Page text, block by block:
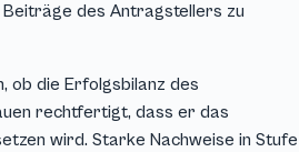
des Antragstellers zu
ob die Erfolgsbilanz des
rechtfertigt, dass er das
wird. Starke Nachweise in Stufe